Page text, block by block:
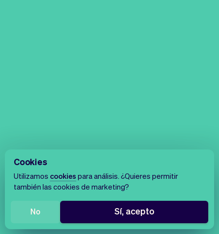
Cookies
Utilizamos cookies para análisis. ¿Quieres permitir
también las cookies de marketing?
No Sí, acepto